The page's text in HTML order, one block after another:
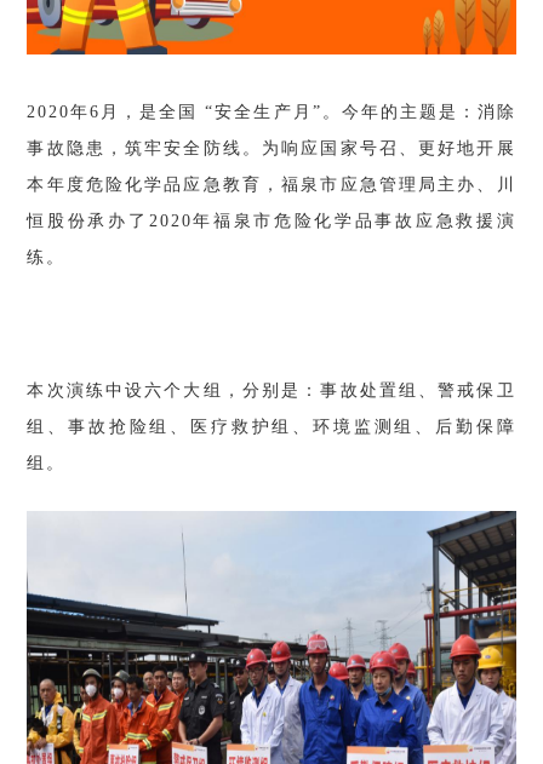
2020年6月，是全国 “安全生产月”。今年的主题是：消除
事故隐患，筑牢安全防线。为响应国家号召、更好地开展
本年度危险化学品应急教育，福泉市应急管理局主办、川
恒股份承办了2020年福泉市危险化学品事故应急救援演
练。
本次演练中设六个大组，分别是：事故处置组、警戒保卫
组、事故抢险组、医疗救护组、环境监测组、后勤保障
组。